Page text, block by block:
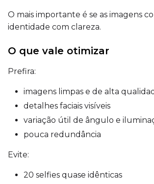
O mais importante é se as imagens
identidade com clareza.
O que vale otimizar
Prefira:
imagens limpas e de alta
detalhes faciais visíveis
variação útil de ângulo e
pouca redundância
Evite:
20 selfies quase idênticas